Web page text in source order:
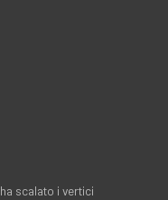
scalato i vertici